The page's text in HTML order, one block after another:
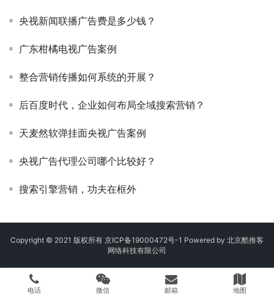
央视新闻联播广告费是多少钱？
广东柑橘电视广告案例
整合营销传播如何系统的开展？
后百度时代，企业如何布局全域搜索营销？
天麦然软弹挂面央视广告案例
央视广告代理公司哪个比较好？
搜索引擎营销，功夫在框外
Copyright © 2021 版权所有 京ICP备19000472号-1 Powered by 北京酷推客
网络科技有限公司
电话 微信 邮箱 地图